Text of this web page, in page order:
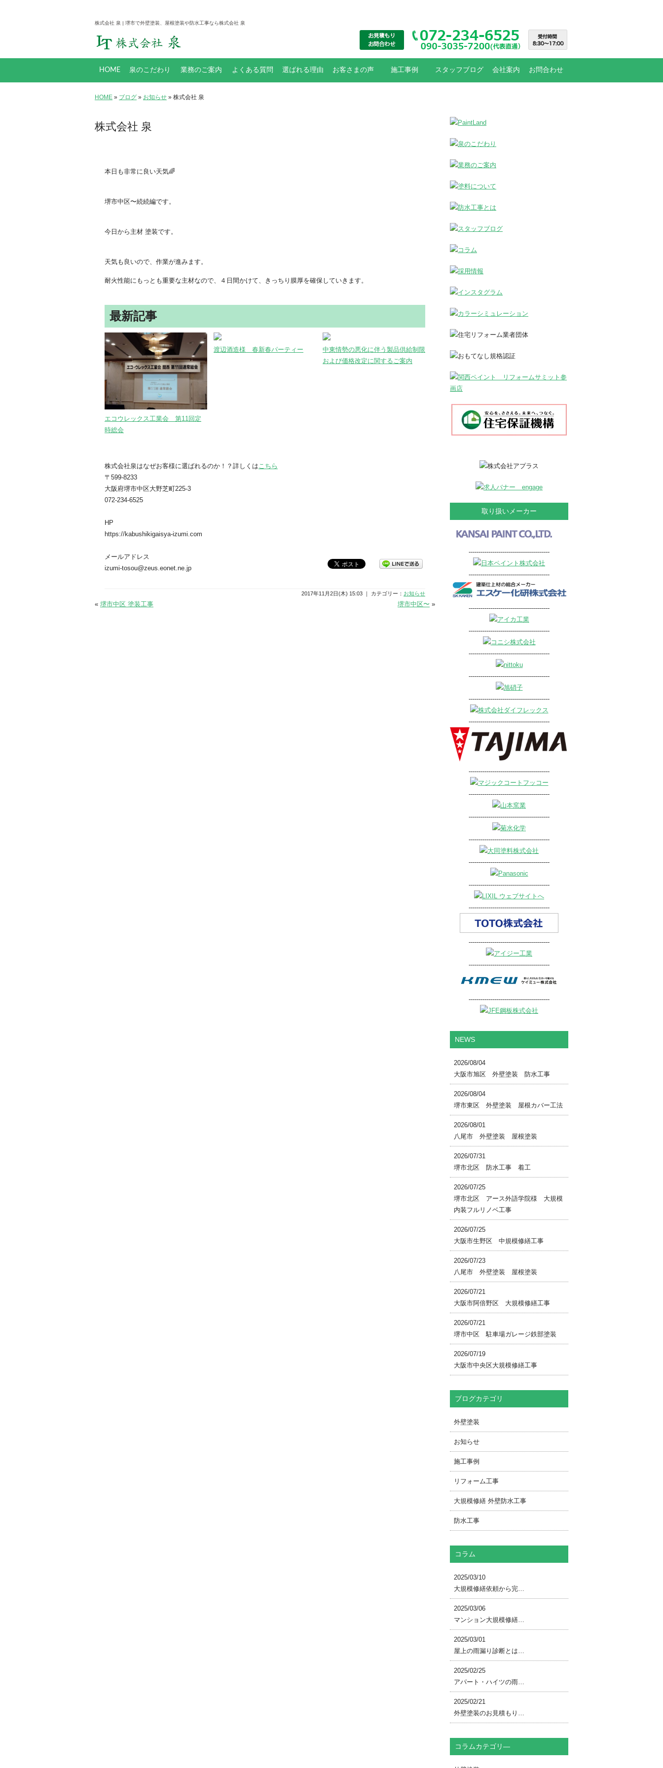
株式会社 泉 | 堺市で外壁塗装、屋根塗装や防水工事なら株式会社 泉
HOME 泉のこだわり 業務のご案内
塗料について
防水工事とは
工事メニュー
よくある質問 選ばれる理由 お客さまの声 施工事例 スタッフブログ 会社案内 お問合わせ
HOME » ブログ » お知らせ » 株式会社 泉
株式会社 泉
本日も非常に良い天気🌈
堺市中区〜続続編です。
今日から主材 塗装です。
天気も良いので、作業が進みます。
耐火性能にもっとも重要な主材なので、４日間かけて、きっちり膜厚を確保していきます。
最新記事
エコウレックス工業会 第11回定
時総会
渡辺酒造様 春新春パーティー
中東情勢の悪化に伴う製品供給制限
および価格改定に関するご案内
株式会社泉はなぜお客様に選ばれるのか！？詳しくはこちら
〒599-8233
大阪府堺市中区大野芝町225-3
072-234-6525
HP
https://kabushikigaisya-izumi.com
メールアドレス
izumi-tosou@zeus.eonet.ne.jp
2017年11月2日(木) 15:03 ｜ カテゴリー： お知らせ
« 堺市中区 塗装工事 堺市中区〜 »
取り扱いメーカー
-----------------------------------------
-----------------------------------------
-----------------------------------------
-----------------------------------------
-----------------------------------------
-----------------------------------------
-----------------------------------------
-----------------------------------------
-----------------------------------------
-----------------------------------------
-----------------------------------------
-----------------------------------------
-----------------------------------------
-----------------------------------------
-----------------------------------------
-----------------------------------------
-----------------------------------------
-----------------------------------------
NEWS
2026/08/04
大阪市旭区 外壁塗装 防水工事
2026/08/04
堺市東区 外壁塗装 屋根カバー工法
2026/08/01
八尾市 外壁塗装 屋根塗装
2026/07/31
堺市北区 防水工事 着工
2026/07/25
堺市北区 アース外語学院様 大規模
内装フルリノベ工事
2026/07/25
大阪市生野区 中規模修繕工事
2026/07/23
八尾市 外壁塗装 屋根塗装
2026/07/21
大阪市阿倍野区 大規模修繕工事
2026/07/21
堺市中区 駐車場ガレージ鉄部塗装
2026/07/19
大阪市中央区大規模修繕工事
ブログカテゴリ
外壁塗装
お知らせ
施工事例
リフォーム工事
大規模修繕 外壁防水工事
防水工事
コラム
2025/03/10
大規模修繕依頼から完…
2025/03/06
マンション大規模修繕…
2025/03/01
屋上の雨漏り診断とは…
2025/02/25
アパート・ハイツの雨…
2025/02/21
外壁塗装のお見積もり…
コラムカテゴリ―